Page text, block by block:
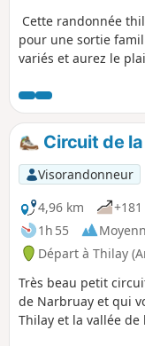
Cette randonnée
pour une sortie
variés et aurez le
Circuit de
Visorandonneur
4,96 km
1h 55
Départ à Thilay
Très beau petit
de Narbruay et qui
Thilay et la vallée de